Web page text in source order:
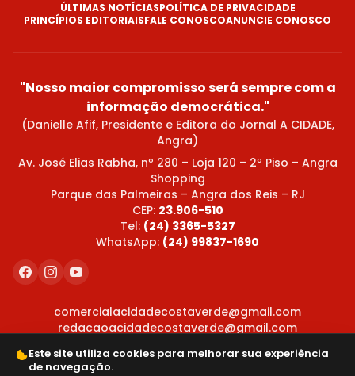
ÚLTIMAS NOTÍCIASPOLÍTICA DE PRIVACIDADE
PRINCÍPIOS EDITORIAISFALE CONOSCOANUNCIE CONOSCO
"Nosso maior compromisso será sempre com a
informação democrática."
(Danielle Afif, Presidente e Editora do Jornal A CIDADE,
Angra)
Av. José Elias Rabha, nº 280 – Loja 120 – 2º Piso – Angra
Shopping
Parque das Palmeiras – Angra dos Reis – RJ
CEP: 23.906-510
Tel: (24) 3365-5327
WhatsApp: (24) 99837-1690
comercialacidadecostaverde@gmail.com
redacaoacidadecostaverde@gmail.com
Este site utiliza cookies para melhorar sua experiência
de navegação.